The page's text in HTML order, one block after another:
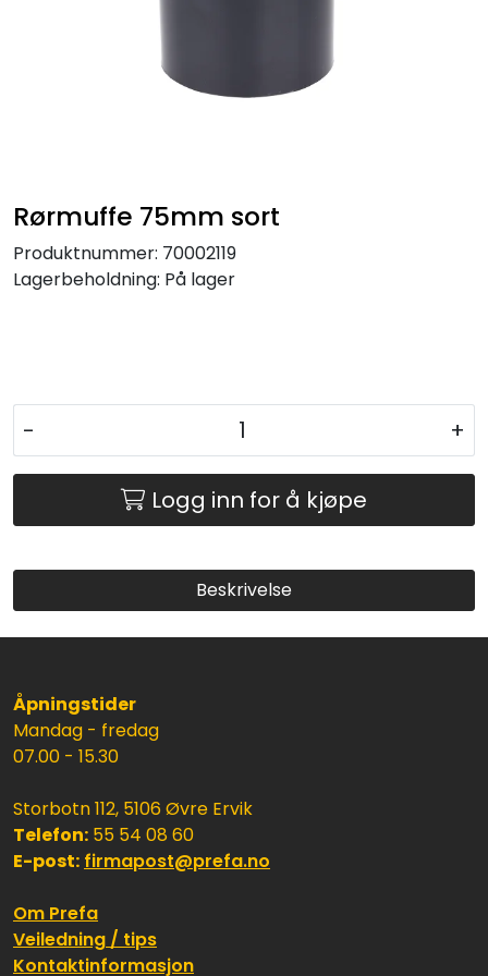
Rørmuffe 75mm sort
Produktnummer: 70002119
Lagerbeholdning: På lager
- +
Logg inn for å kjøpe
Beskrivelse
Åpningstider
Mandag - fredag
07.00 - 15.30
Storbotn 112, 5106 Øvre Ervik
Telefon: 55 54 08 60
E-post: firmapost@prefa.no
Om Prefa
Veiledning / tips
Kontaktinformasjon